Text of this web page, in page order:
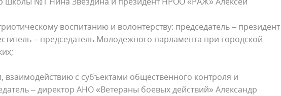
воспитанию и волонтерству: председатель – президент
– председатель Молодежного парламента при городской
с субъектами общественного контроля и
– директор АНО «Ветераны боевых действий» Александр